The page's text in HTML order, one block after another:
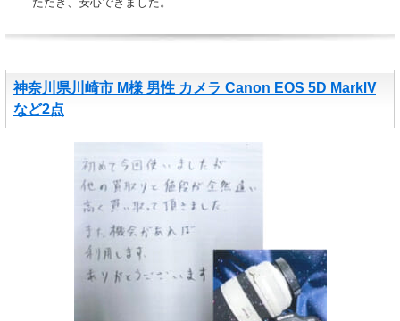
神奈川県川崎市 M様 男性 カメラ Canon EOS 5D MarkⅣ
など2点